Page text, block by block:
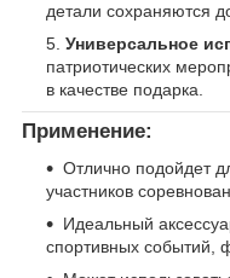
детали сохраняются
Универсальное
патриотических
в качестве подарка.
Применение:
Отлично подойдет
участников
Идеальный
спортивных событий,